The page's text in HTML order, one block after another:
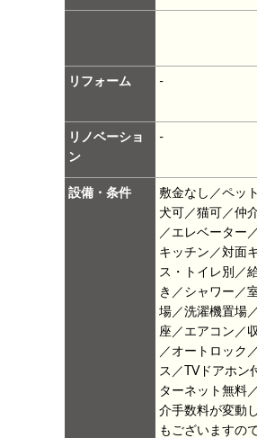
リフォーム -
リノベーショ
ン
-
設備・条件
敷金なし／ペッ
犬可／猫可／仲
／エレベーター
キッチン／対面
ス・トイレ別／
き／シャワー／
場／洗濯機置場
座／エアコン／
／オートロック
ス／TVドアホン
ターネット無料
介手数料が変動
もございますの